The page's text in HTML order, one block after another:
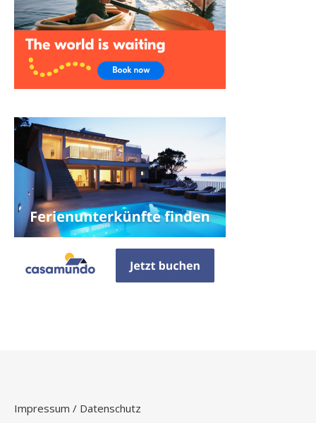
Impressum / Datenschutz